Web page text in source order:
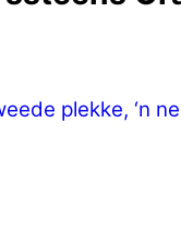
plekke, ‘n